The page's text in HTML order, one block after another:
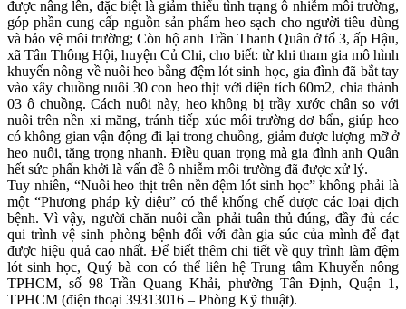
được nâng lên, đặc biệt là giảm thiểu tình trạng ô nhiễm môi trường,
góp phần cung cấp nguồn sản phẩm heo sạch cho người tiêu dùng
và bảo vệ môi trường; Còn hộ anh Trần Thanh Quân ở tổ 3, ấp Hậu,
xã Tân Thông Hội, huyện Củ Chi, cho biết: từ khi tham gia mô hình
khuyến nông về nuôi heo bằng đệm lót sinh học, gia đình đã bắt tay
vào xây chuồng nuôi 30 con heo thịt với diện tích 60m2, chia thành
03 ô chuồng. Cách nuôi này, heo không bị trầy xước chân so với
nuôi trên nền xi măng, tránh tiếp xúc môi trường dơ bẩn, giúp heo
có không gian vận động đi lại trong chuồng, giảm được lượng mỡ ở
heo nuôi, tăng trọng nhanh. Điều quan trọng mà gia đình anh Quân
hết sức phấn khởi là vấn đề ô nhiễm môi trường đã được xử lý.
Tuy nhiên, “Nuôi heo thịt trên nền đệm lót sinh học” không phải là
một “Phương pháp kỳ diệu” có thể khống chế được các loại dịch
bệnh. Vì vậy, người chăn nuôi cần phải tuân thủ đúng, đầy đủ các
qui trình vệ sinh phòng bệnh đối với đàn gia súc của mình để đạt
được hiệu quả cao nhất. Để biết thêm chi tiết về quy trình làm đệm
lót sinh học, Quý bà con có thể liên hệ Trung tâm Khuyến nông
TPHCM, số 98 Trần Quang Khải, phường Tân Định, Quận 1,
TPHCM (điện thoại 39313016 – Phòng Kỹ thuật).